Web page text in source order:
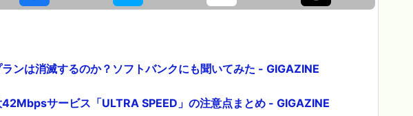
ンは消滅するのか？ソフトバンクにも聞いてみた - GIGAZINE
サービス「ULTRA SPEED」の注意点まとめ - GIGAZINE